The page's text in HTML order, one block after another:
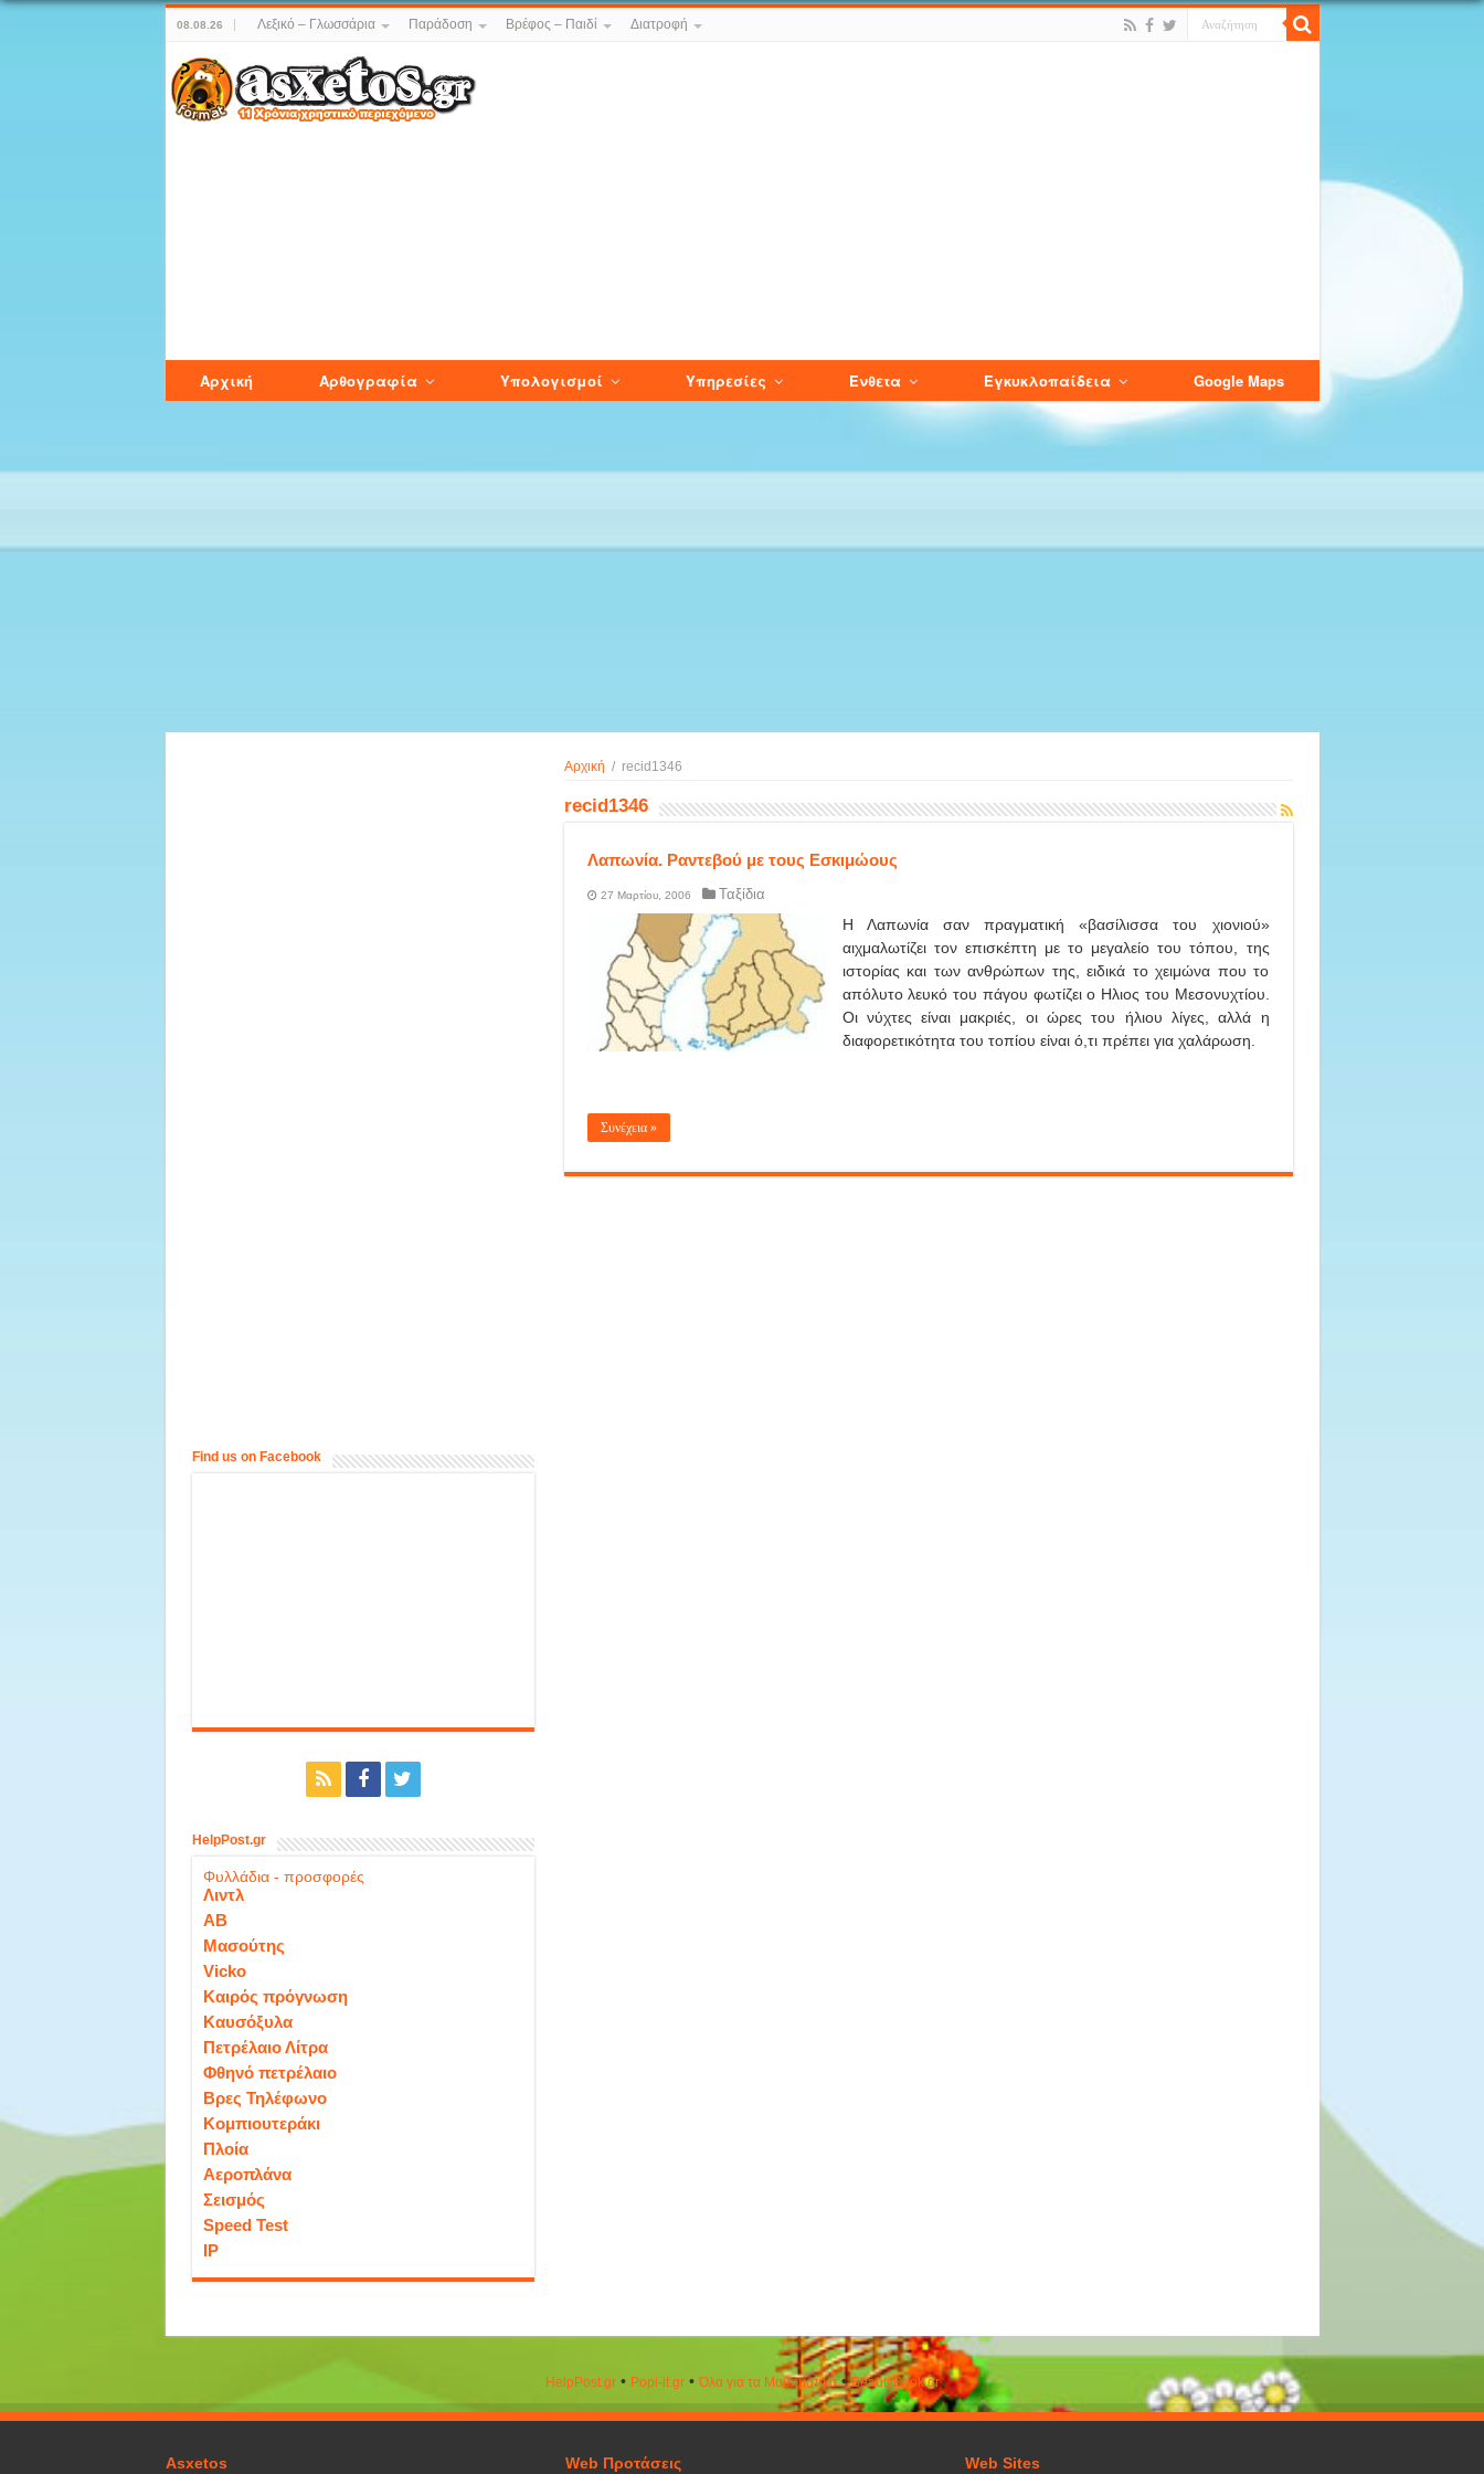
08.08.26 Λεξικό – Γλωσσάρια Παράδοση Βρέφος – Παιδί Διατροφή
Αρχική Αρθογραφία Υπολογισμοί Υπηρεσίες Ενθετα Εγκυκλοπαίδεια Google Maps
Αρχική / recid1346
recid1346
Λαπωνία. Ραντεβού με τους Εσκιμώους
27 Μαρτίου, 2006 Ταξίδια
Η Λαπωνία σαν πραγματική «βασίλισσα του χιονιού»
αιχμαλωτίζει τον επισκέπτη με το μεγαλείο του τόπου, της
ιστορίας και των ανθρώπων της, ειδικά το χειμώνα που το
απόλυτο λευκό του πάγου φωτίζει ο Ηλιος του Μεσονυχτίου.
Οι νύχτες είναι μακριές, οι ώρες του ήλιου λίγες, αλλά η
διαφορετικότητα του τοπίου είναι ό,τι πρέπει για χαλάρωση.
Συνέχεια »
Find us on Facebook
HelpPost.gr
Φυλλάδια - προσφορές
Λιντλ
ΑΒ
Μασούτης
Vicko
Καιρός πρόγνωση
Καυσόξυλα
Πετρέλαιο Λίτρα
Φθηνό πετρέλαιο
Βρες Τηλέφωνο
Κομπιουτεράκι
Πλοία
Αεροπλάνα
Σεισμός
Speed Test
IP
HelpPost.gr• Popi-it.gr•Όλα για τα Μαθηματικά•ΒeautyΒook.gr
Asxetos Web Προτάσεις Web Sites